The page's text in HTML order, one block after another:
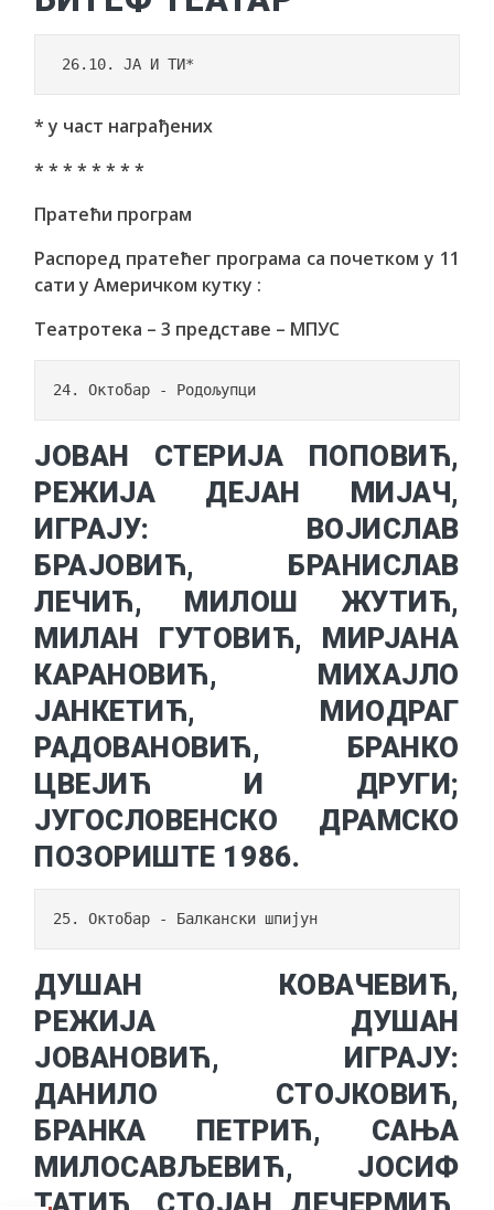
26.10. ЈА И ТИ*
* у част награђених
* * * * * * * *
Пратећи програм
Распоред пратећег програма са почетком у 11
сати у Америчком кутку :
Театротека – 3 представе – МПУС
24. Октобар - Родољупци
ЈОВАН СТЕРИЈА ПОПОВИЋ,
РЕЖИЈА ДЕЈАН МИЈАЧ,
ИГРАЈУ: ВОЈИСЛАВ
БРАЈОВИЋ, БРАНИСЛАВ
ЛЕЧИЋ, МИЛОШ ЖУТИЋ,
МИЛАН ГУТОВИЋ, МИРЈАНА
КАРАНОВИЋ, МИХАЈЛО
ЈАНКЕТИЋ, МИОДРАГ
РАДОВАНОВИЋ, БРАНКО
ЦВЕЈИЋ И ДРУГИ;
ЈУГОСЛОВЕНСКО ДРАМСКО
ПОЗОРИШТЕ 1986.
25. Октобар - Балкански шпијун
ДУШАН КОВАЧЕВИЋ,
РЕЖИЈА ДУШАН
ЈОВАНОВИЋ, ИГРАЈУ:
ДАНИЛО СТОЈКОВИЋ,
БРАНКА ПЕТРИЋ, САЊА
МИЛОСАВЉЕВИЋ, ЈОСИФ
ТАТИЋ, СТОЈАН ДЕЧЕРМИЋ,